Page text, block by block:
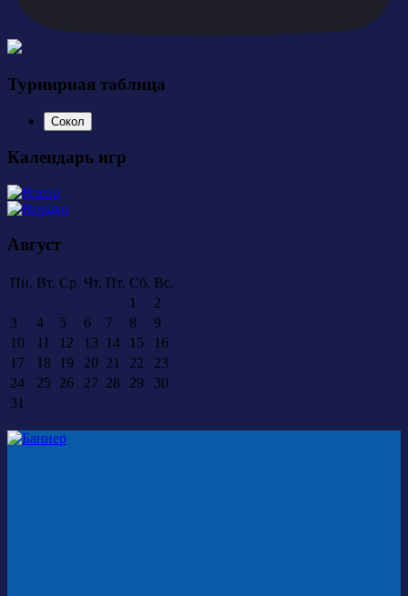
Турнирная таблица
Сокол
Календарь игр
Август
Пн. Вт. Ср. Чт. Пт. Сб. Вс.
1
2
3
4 5 6 7 8
9
10
11 12 13 14 15
16
17
18 19 20 21 22
23
24
25 26 27 28 29
30
31